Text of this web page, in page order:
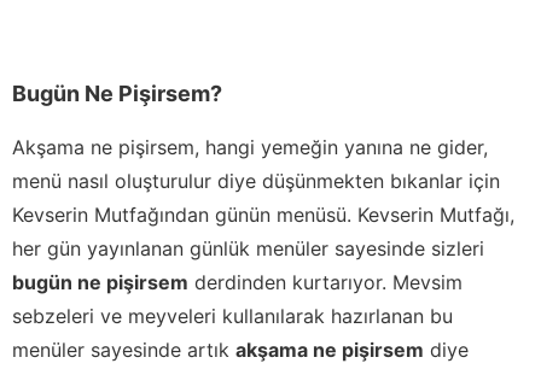
Bugün Ne Pişirsem?
Akşama ne pişirsem, hangi yemeğin yanına ne gider,
menü nasıl oluşturulur diye düşünmekten bıkanlar için
Kevserin Mutfağından günün menüsü. Kevserin Mutfağı,
her gün yayınlanan günlük menüler sayesinde sizleri
bugün ne pişirsem derdinden kurtarıyor. Mevsim
sebzeleri ve meyveleri kullanılarak hazırlanan bu
menüler sayesinde artık akşama ne pişirsem diye